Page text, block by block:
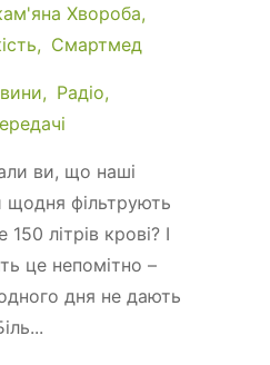
Хвороба
Смартмед
Радіо
ви, що наші
щодня фільтрують
літрів крові? І
це непомітно –
дня не дають